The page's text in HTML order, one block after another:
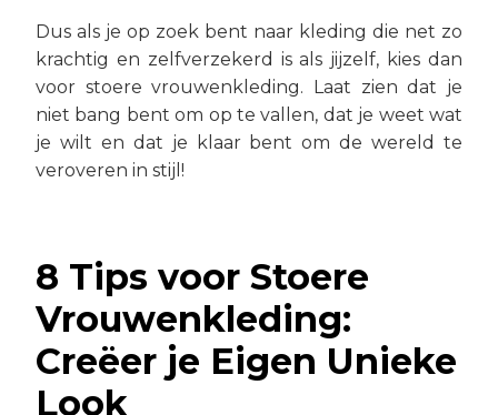
Dus als je op zoek bent naar kleding die net zo
krachtig en zelfverzekerd is als jijzelf, kies dan
voor stoere vrouwenkleding. Laat zien dat je
niet bang bent om op te vallen, dat je weet wat
je wilt en dat je klaar bent om de wereld te
veroveren in stijl!
8 Tips voor Stoere
Vrouwenkleding:
Creëer je Eigen Unieke
Look